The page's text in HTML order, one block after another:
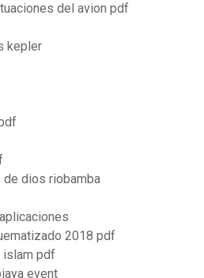
del avion pdf
kepler
dios riobamba
2018 pdf
islam pdf
event